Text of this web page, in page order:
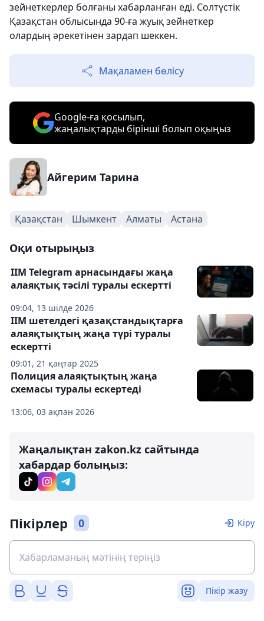
зейнеткерлер болғаны хабарланған еді. Солтүстік
Қазақстан облысында 90-ға жуық зейнеткер
олардың әрекетінен зардап шеккен.
Мақаламен бөлісу
Google-ға қосылып,
жаңалықтарды бірінші болып оқыңыз
Айгерим Тарина
Қазақстан Шымкент Алматы Астана
Оқи отырыңыз
09:04, 13 шілде 2026
ІІМ Telegram арнасындағы жаңа
алаяқтық тәсілі туралы ескертті
09:01, 21 қаңтар 2025
ІІМ шетелдегі қазақстандықтарға
алаяқтықтың жаңа түрі туралы
ескертті
13:06, 03 ақпан 2026
Полиция алаяқтықтың жаңа
схемасы туралы ескертеді
Жаңалықтан zakon.kz сайтында
хабардар болыңыз:
Пікірлер 0 Кіру
Пікір жазу